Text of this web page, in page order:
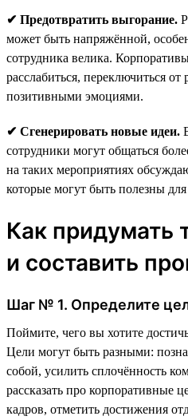
✔ Предотвратить выгорание.
может быть напряжённой,
сотрудника велика.
расслабиться, переключиться от
позитивными эмоциями.
✔ Сгенерировать новые идеи.
сотрудники могут общаться
на таких мероприятиях
которые могут быть полезны
Как придумать
и составить
Шаг № 1. Определите
Поймите, чего вы хотите
Цели могут быть разными:
собой, усилить сплочённость
рассказать про корпоративные
кадров, отметить достижения